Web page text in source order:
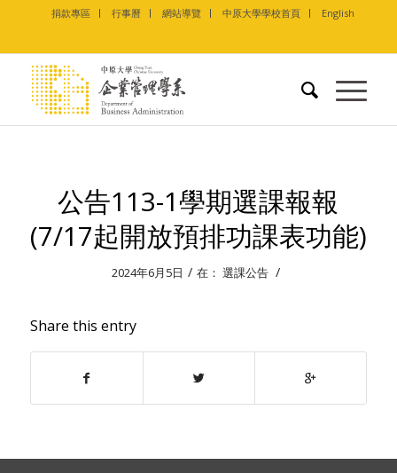
捐款專區 行事曆 網站導覽 中原大學學校首頁 English
公告113-1學期選課報報
(7/17起開放預排功課表功能)
2024年6月5日 / 在：選課公告 /
Share this entry